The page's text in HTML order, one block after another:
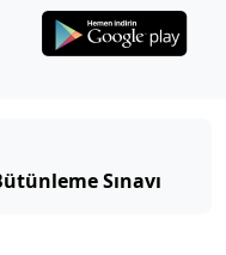
Sınavı